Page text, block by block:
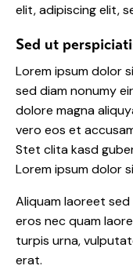
elit, adipiscing elit,
Sed ut
Lorem ipsum dolor
sed diam nonumy
dolore magna
vero eos et
Stet clita kasd
Lorem ipsum dolor
Aliquam laoreet
eros nec quam
turpis urna,
erat.